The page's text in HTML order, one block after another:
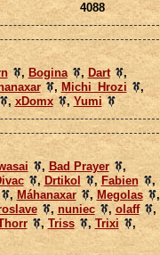
4088
, Bogina , Dart
,
, Michi_Hrozi
,
, xDomx ,Yumi
, Bad Prayer
,
, Drtikol , Fabien
,
, Máhanaxar , Megolas
,
, nuniec , olaff
,
, Triss ,Trixi
,